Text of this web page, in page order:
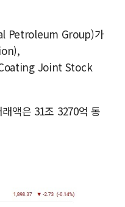
Petroleum Group)가
Joint Stock
액은 31조 3270억 동